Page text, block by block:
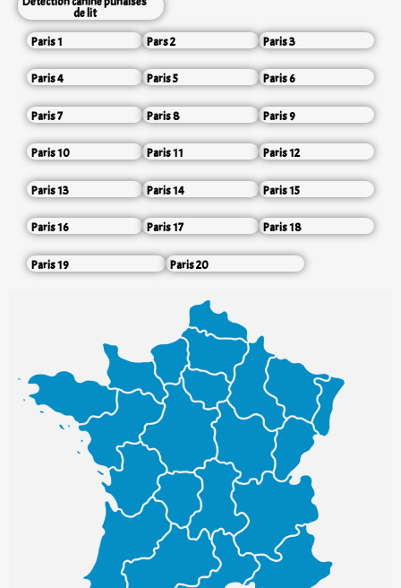
de lit
Paris 1
Pars 2 Paris 3
Paris 4 Paris 5 Paris 6
Paris 7 Paris 8 Paris 9
Paris 10 Paris 11 Paris 12
Paris 13 Paris 14 Paris 15
Paris 16 Paris 17 Paris 18
Paris 19 Paris 20